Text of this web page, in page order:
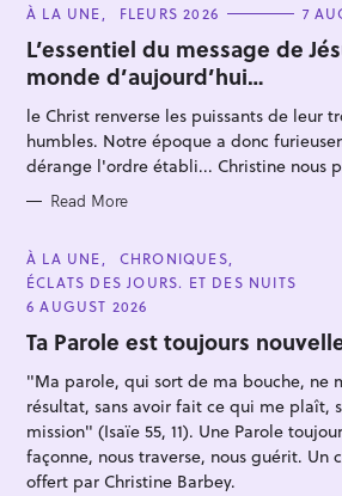
C
T
E
G
O
R
I
E
S
À LA UNE FLEURS 2026 7
L’essentiel du message de
monde d’aujourd’hui…
le Christ renverse les puissants de leur
humbles. Notre époque a donc
dérange l'ordre établi... Christine nous
Read More
C
A
T
E
O
R
E
À LA UNE
CHRONIQUES
ÉCLATS DES JOURS. ET DES NUITS
6 AUGUST 2026
Ta Parole est toujours
"Ma parole, qui sort de ma bouche, ne
résultat, sans avoir fait ce qui me plaît,
mission" (Isaïe 55, 11). Une Parole
façonne, nous traverse, nous guérit.
offert par Christine Barbey.
f
o
r
: